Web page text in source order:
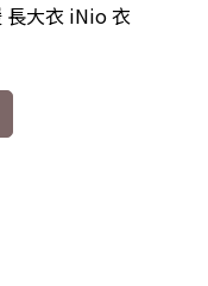
長大衣 iNio 衣